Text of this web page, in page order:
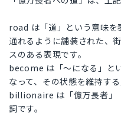
road は「道」という意味を
通れるように舗装された、
スのある表現です。
become は「〜になる」と
なって、その状態を維持す
billionaire は「億万長者」
詞です。